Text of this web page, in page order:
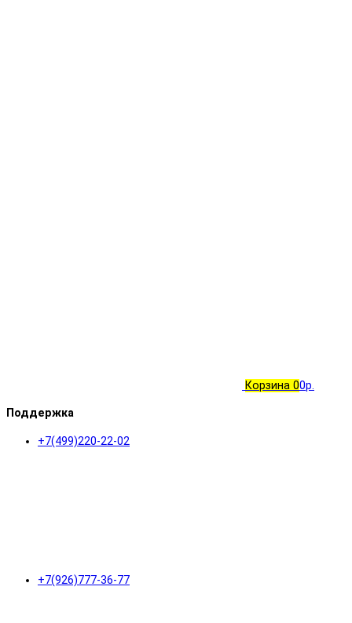
Корзина 00р.
Поддержка
+7(499)220-22-02
+7(926)777-36-77